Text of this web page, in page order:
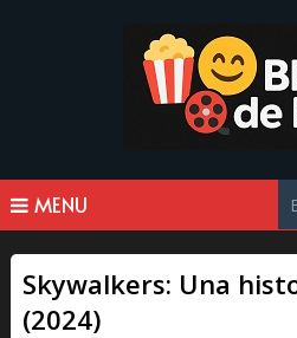
MENU
Skywalkers: Una
(2024)